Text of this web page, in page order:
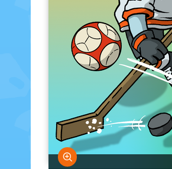
Bild vergrößern